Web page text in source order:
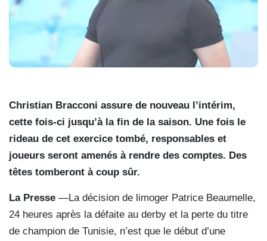
Christian Bracconi assure de nouveau l’intérim,
cette fois-ci jusqu’à la fin de la saison. Une fois le
rideau de cet exercice tombé, responsables et
joueurs seront amenés à rendre des comptes. Des
têtes tomberont à coup sûr.
La Presse —La décision de limoger Patrice Beaumelle,
24 heures après la défaite au derby et la perte du titre
de champion de Tunisie, n’est que le début d’une